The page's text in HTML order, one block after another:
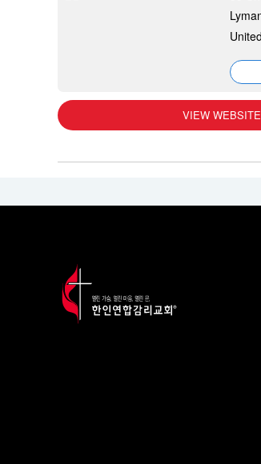
VIEW WEBSITE